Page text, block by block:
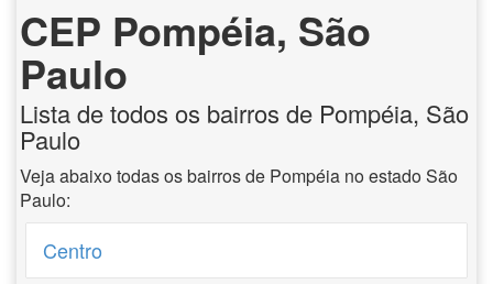
CEP Pompéia, São
Paulo
Lista de todos os bairros de Pompéia, São
Paulo
Veja abaixo todas os bairros de Pompéia no estado São
Paulo:
Centro